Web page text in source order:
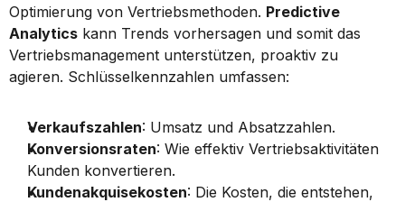
Optimierung von Vertriebsmethoden. Predictive
Analytics kann Trends vorhersagen und somit das
Vertriebsmanagement unterstützen, proaktiv zu
agieren. Schlüsselkennzahlen umfassen:
Verkaufszahlen: Umsatz und Absatzzahlen.
Konversionsraten: Wie effektiv Vertriebsaktivitäten
Kunden konvertieren.
Kundenakquisekosten: Die Kosten, die entstehen,